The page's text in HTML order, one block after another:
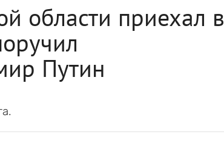
области приехал в
Путин